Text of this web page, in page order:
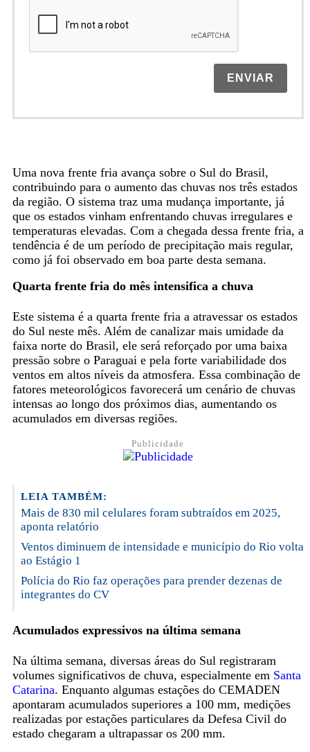
ENVIAR
Uma nova frente fria avança sobre o Sul do Brasil,
contribuindo para o aumento das chuvas nos três estados
da região. O sistema traz uma mudança importante, já
que os estados vinham enfrentando chuvas irregulares e
temperaturas elevadas. Com a chegada dessa frente fria, a
tendência é de um período de precipitação mais regular,
como já foi observado em boa parte desta semana.
Quarta frente fria do mês intensifica a chuva
Este sistema é a quarta frente fria a atravessar os estados
do Sul neste mês. Além de canalizar mais umidade da
faixa norte do Brasil, ele será reforçado por uma baixa
pressão sobre o Paraguai e pela forte variabilidade dos
ventos em altos níveis da atmosfera. Essa combinação de
fatores meteorológicos favorecerá um cenário de chuvas
intensas ao longo dos próximos dias, aumentando os
acumulados em diversas regiões.
Publicidade
LEIA TAMBÉM:
Mais de 830 mil celulares foram subtraídos em 2025,
aponta relatório
Ventos diminuem de intensidade e município do Rio volta
ao Estágio 1
Polícia do Rio faz operações para prender dezenas de
integrantes do CV
Acumulados expressivos na última semana
Na última semana, diversas áreas do Sul registraram
volumes significativos de chuva, especialmente em Santa
Catarina. Enquanto algumas estações do CEMADEN
apontaram acumulados superiores a 100 mm, medições
realizadas por estações particulares da Defesa Civil do
estado chegaram a ultrapassar os 200 mm.